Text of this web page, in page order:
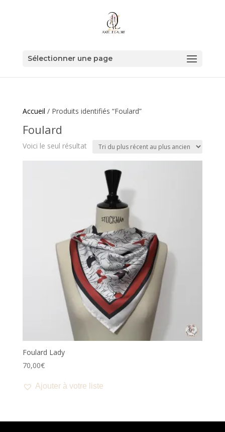
Sélectionner une page
Accueil / Produits identifiés “Foulard”
Foulard
Voici le seul résultat
Foulard Lady
70,00€
Ajouter à votre liste